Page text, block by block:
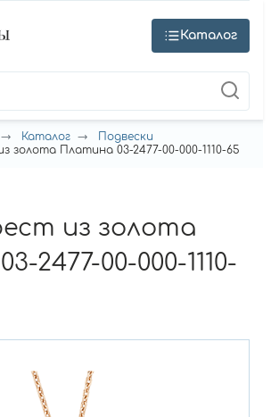
Каталог
Каталог
Подвески
золота Платина 03-2477-00-000-1110-65
из золота
2477-00-000-1110-